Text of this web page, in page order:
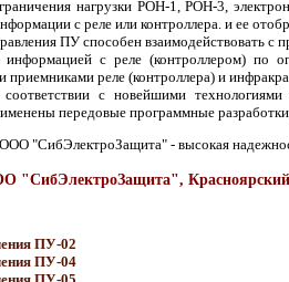
нагрузки РОН-1, РОН-3,
с реле или контроллера. и ее
ПУ способен взаимодействовать
информацией с реле (контроллером) по
приемниками реле (контроллера) и
соответствии с новейшими
передовые программные
"СибЭлектроЗащита" - высокая
"СибЭлектроЗащита",
ПУ-02
ПУ-04